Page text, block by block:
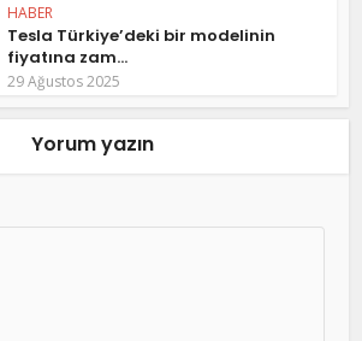
HABER
Tesla Türkiye’deki bir modelinin
fiyatına zam...
29 Ağustos 2025
Yorum yazın